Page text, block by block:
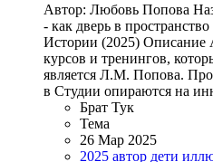
Автор: Любовь Попова
- как дверь в
Истории (2025) Описание
курсов и тренингов,
является Л.М. Попова.
в Студии опираются на
Брат Тук
Тема
26 Мар 2025
2025 автор дети